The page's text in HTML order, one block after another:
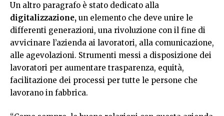
Un altro paragrafo è stato dedicato alla
digitalizzazione, un elemento che deve unire le
differenti generazioni, una rivoluzione con il fine di
avvicinare l’azienda ai lavoratori, alla comunicazione,
alle agevolazioni. Strumenti messi a disposizione dei
lavoratori per aumentare trasparenza, equità,
facilitazione dei processi per tutte le persone che
lavorano in fabbrica.